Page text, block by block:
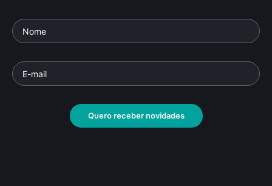
Quero receber novidades